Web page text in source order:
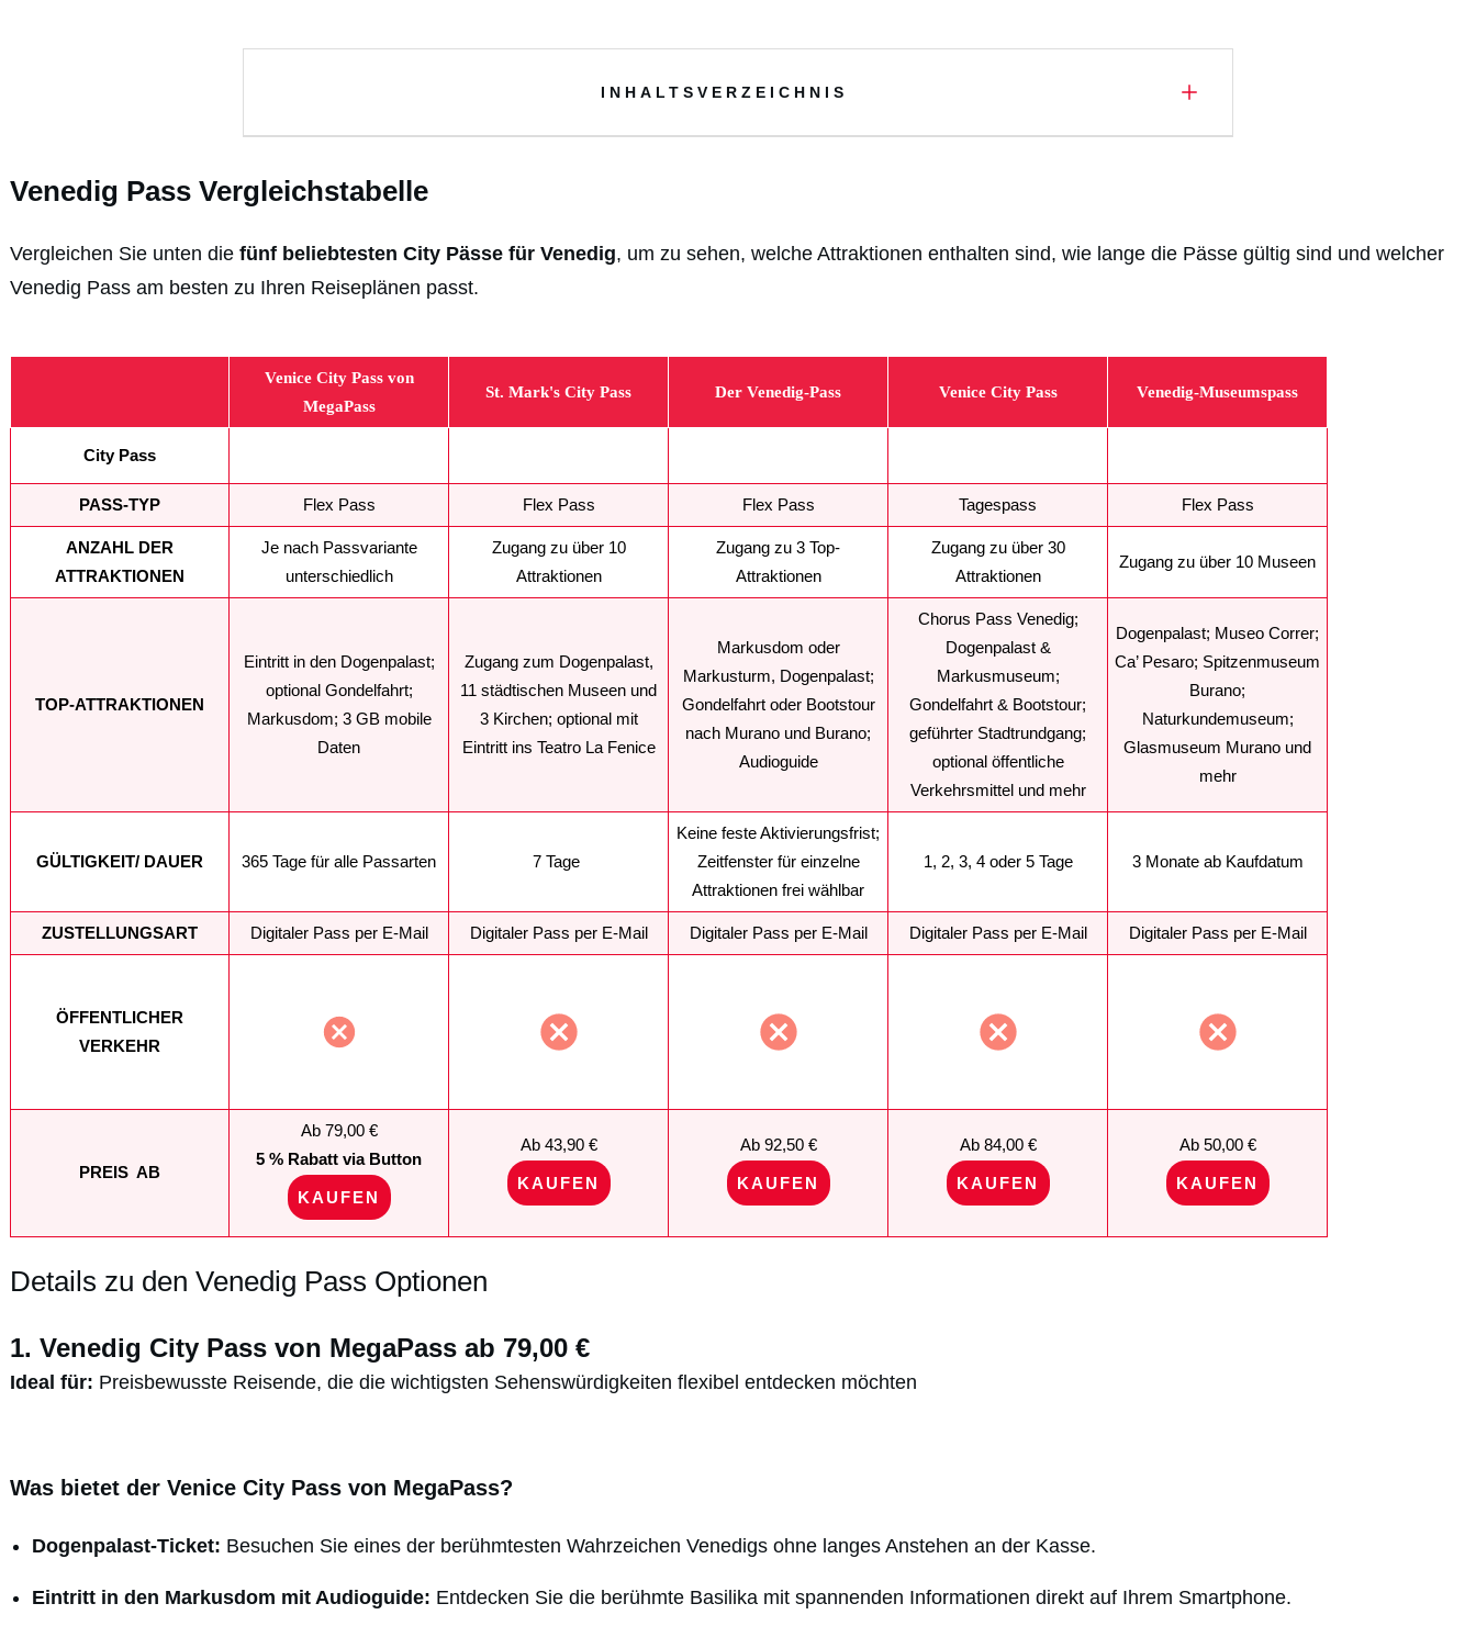
INHALTSVERZEICHNIS
Venedig Pass Vergleichstabelle
Vergleichen Sie unten die fünf beliebtesten City Pässe für Venedig, um zu sehen, welche Attraktionen enthalten sind, wie lange die Pässe gültig sind und welcher
Venedig Pass am besten zu Ihren Reiseplänen passt.
Venice City Pass von
MegaPass
St. Mark's City Pass Der Venedig-Pass Venice City Pass Venedig-Museumspass
City Pass
PASS-TYP Flex Pass Flex Pass Flex Pass Tagespass Flex Pass
ANZAHL DER
ATTRAKTIONEN
Je nach Passvariante
unterschiedlich
Zugang zu über 10
Attraktionen
Zugang zu 3 Top-
Attraktionen
Zugang zu über 30
Attraktionen
Zugang zu über 10 Museen
TOP-ATTRAKTIONEN
Eintritt in den Dogenpalast;
optional Gondelfahrt;
Markusdom; 3 GB mobile
Daten
Zugang zum Dogenpalast,
11 städtischen Museen und
3 Kirchen; optional mit
Eintritt ins Teatro La Fenice
Markusdom oder
Markusturm, Dogenpalast;
Gondelfahrt oder Bootstour
nach Murano und Burano;
Audioguide
Chorus Pass Venedig;
Dogenpalast &
Markusmuseum;
Gondelfahrt & Bootstour;
geführter Stadtrundgang;
optional öffentliche
Verkehrsmittel und mehr
Dogenpalast; Museo Correr;
Ca’ Pesaro; Spitzenmuseum
Burano;
Naturkundemuseum;
Glasmuseum Murano und
mehr
GÜLTIGKEIT/ DAUER 365 Tage für alle Passarten 7 Tage
Keine feste Aktivierungsfrist;
Zeitfenster für einzelne
Attraktionen frei wählbar
1, 2, 3, 4 oder 5 Tage 3 Monate ab Kaufdatum
ZUSTELLUNGSART Digitaler Pass per E-Mail Digitaler Pass per E-Mail Digitaler Pass per E-Mail Digitaler Pass per E-Mail Digitaler Pass per E-Mail
ÖFFENTLICHER
VERKEHR
PREIS AB
Ab 79,00 €
5 % Rabatt via Button
KAUFEN
Ab 43,90 €
KAUFEN
Ab 92,50 €
KAUFEN
Ab 84,00 €
KAUFEN
Ab 50,00 €
KAUFEN
Details zu den Venedig Pass Optionen
1. Venedig City Pass von MegaPass ab 79,00 €
Ideal für: Preisbewusste Reisende, die die wichtigsten Sehenswürdigkeiten flexibel entdecken möchten
Was bietet der Venice City Pass von MegaPass?
Dogenpalast-Ticket: Besuchen Sie eines der berühmtesten Wahrzeichen Venedigs ohne langes Anstehen an der Kasse.
Eintritt in den Markusdom mit Audioguide: Entdecken Sie die berühmte Basilika mit spannenden Informationen direkt auf Ihrem Smartphone.